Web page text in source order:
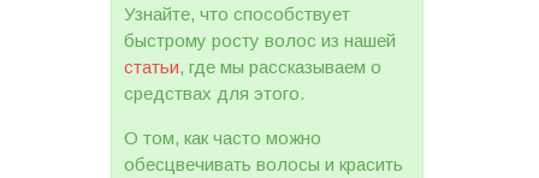
Узнайте, что способствует
быстрому росту волос из нашей
статьи, где мы рассказываем о
средствах для этого.
О том, как часто можно
обесцвечивать волосы и красить